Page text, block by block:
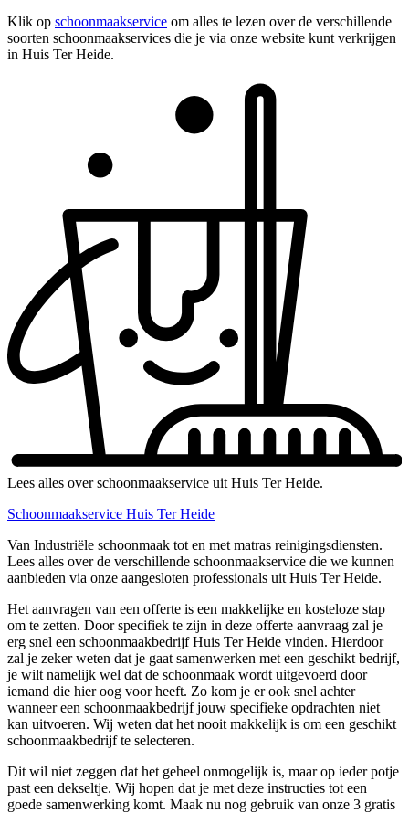
Klik op schoonmaakservice om alles te lezen over de verschillende
soorten schoonmaakservices die je via onze website kunt verkrijgen
in Huis Ter Heide.
Lees alles over schoonmaakservice uit Huis Ter Heide.
Schoonmaakservice Huis Ter Heide
Van Industriële schoonmaak tot en met matras reinigingsdiensten.
Lees alles over de verschillende schoonmaakservice die we kunnen
aanbieden via onze aangesloten professionals uit Huis Ter Heide.
Het aanvragen van een offerte is een makkelijke en kosteloze stap
om te zetten. Door specifiek te zijn in deze offerte aanvraag zal je
erg snel een schoonmaakbedrijf Huis Ter Heide vinden. Hierdoor
zal je zeker weten dat je gaat samenwerken met een geschikt bedrijf,
je wilt namelijk wel dat de schoonmaak wordt uitgevoerd door
iemand die hier oog voor heeft. Zo kom je er ook snel achter
wanneer een schoonmaakbedrijf jouw specifieke opdrachten niet
kan uitvoeren. Wij weten dat het nooit makkelijk is om een geschikt
schoonmaakbedrijf te selecteren.
Dit wil niet zeggen dat het geheel onmogelijk is, maar op ieder potje
past een dekseltje. Wij hopen dat je met deze instructies tot een
goede samenwerking komt. Maak nu nog gebruik van onze 3 gratis